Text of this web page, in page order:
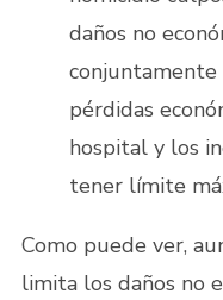
daños no
conjuntamente
pérdidas
hospital y los
tener límite
Como puede ver,
limita los daños no